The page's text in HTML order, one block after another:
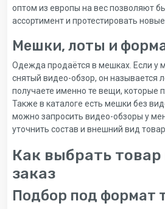
оптом из европы на вес позволяют
ассортимент и протестировать новые
Мешки, лоты и
Одежда продаётся в мешках. Если у
снятый видео-обзор, он называется
получаете именно те вещи, которые
Также в каталоге есть мешки без
можно запросить видео-обзоры у
уточнить состав и внешний вид
Как выбрать
заказ
Подбор под формат